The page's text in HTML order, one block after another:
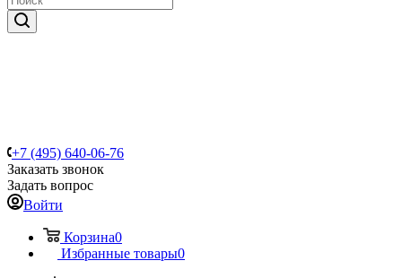
+7 (495) 640-06-76
Заказать звонок
Задать вопрос
Войти
Корзина0
Избранные товары0